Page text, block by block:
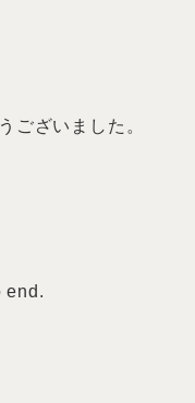
ございました。
end.